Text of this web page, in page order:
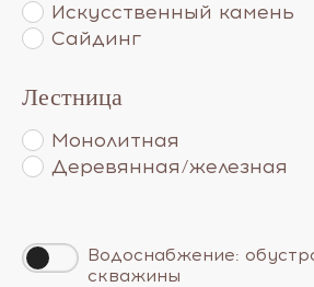
Искусственный камень
Сайдинг
Лестница
Монолитная
Деревянная/железная
Водоснабжение:
скважины